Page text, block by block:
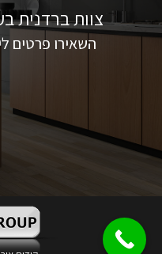
צוות ברדנית
השאירו פרטים